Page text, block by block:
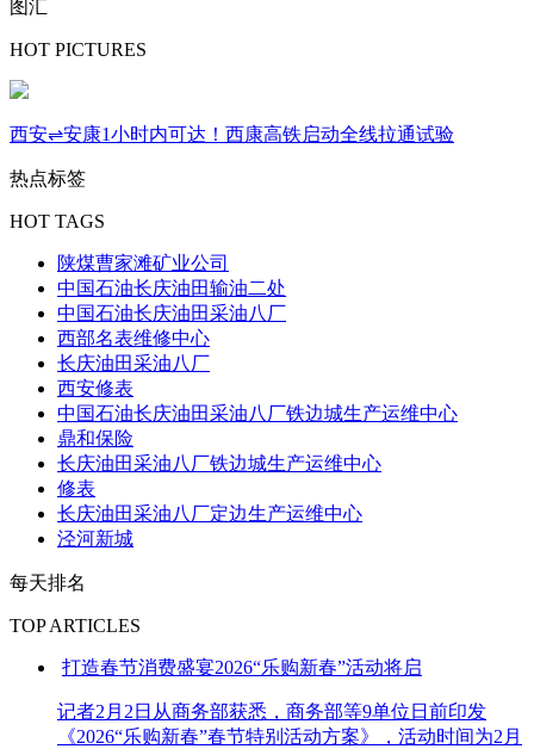
图汇
HOT PICTURES
西安⇌安康1小时内可达！西康高铁启动全线拉通试验
热点标签
HOT TAGS
陕煤曹家滩矿业公司
中国石油长庆油田输油二处
中国石油长庆油田采油八厂
西部名表维修中心
长庆油田采油八厂
西安修表
中国石油长庆油田采油八厂铁边城生产运维中心
鼎和保险
长庆油田采油八厂铁边城生产运维中心
修表
长庆油田采油八厂定边生产运维中心
泾河新城
每天排名
TOP ARTICLES
打造春节消费盛宴2026“乐购新春”活动将启
记者2月2日从商务部获悉，商务部等9单位日前印发
《2026“乐购新春”春节特别活动方案》，活动时间为2月